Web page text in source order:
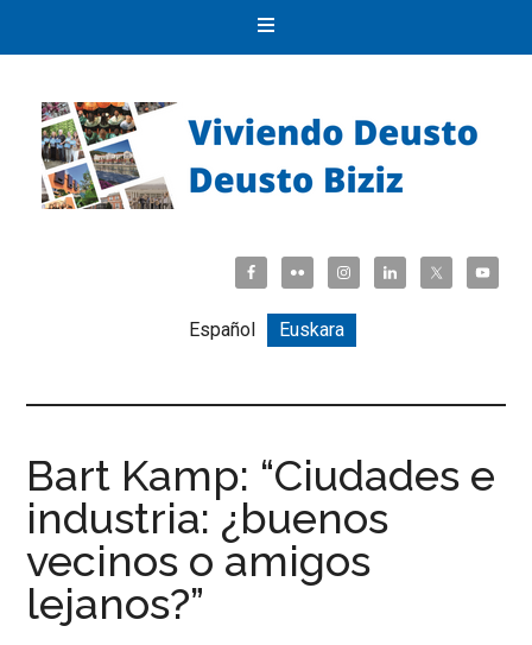
Español Euskara
Bart Kamp: “Ciudades e
industria: ¿buenos
vecinos o amigos
lejanos?”